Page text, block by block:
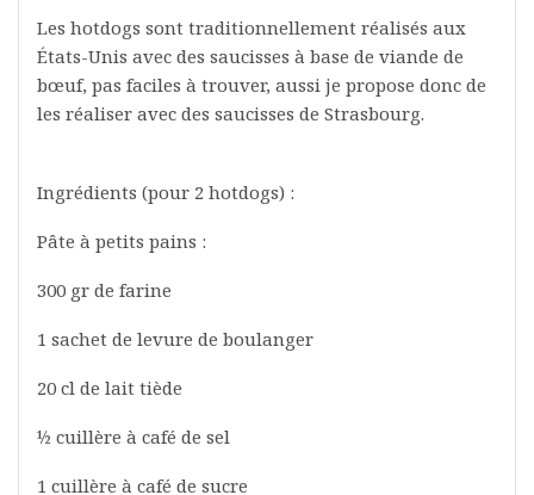
Les hotdogs sont traditionnellement réalisés aux
États-Unis avec des saucisses à base de viande de
bœuf, pas faciles à trouver, aussi je propose donc de
les réaliser avec des saucisses de Strasbourg.
Ingrédients (pour 2 hotdogs) :
Pâte à petits pains :
300 gr de farine
1 sachet de levure de boulanger
20 cl de lait tiède
½ cuillère à café de sel
1 cuillère à café de sucre